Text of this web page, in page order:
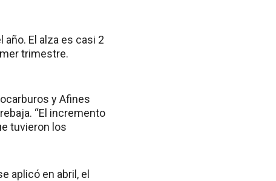
El alza es casi 2
trimestre.
y Afines
“El incremento
tuvieron los
aplicó en abril, el